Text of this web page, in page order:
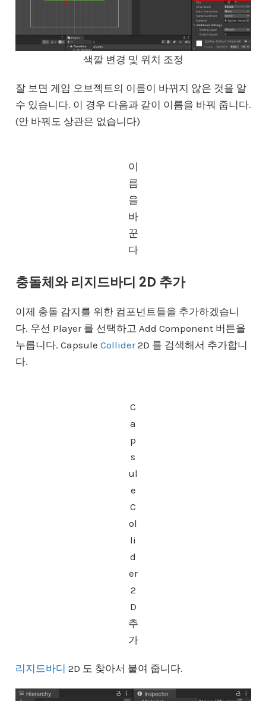
색깔 변경 및 위치 조정
잘 보면 게임 오브젝트의 이름이 바뀌지 않은 것을 알
수 있습니다. 이 경우 다음과 같이 이름을 바꿔 줍니다.
(안 바꿔도 상관은 없습니다)
이
름
을
바
꾼
다
충돌체와 리지드바디 2D 추가
이제 충돌 감지를 위한 컴포넌트들을 추가하겠습니
다. 우선 Player 를 선택하고 Add Component 버튼을
누릅니다. Capsule Collider2D 를 검색해서 추가합니
다.
C
a
p
s
ul
e
C
ol
li
d
er
2
D
추
가
리지드바디 2D 도 찾아서 붙여 줍니다.